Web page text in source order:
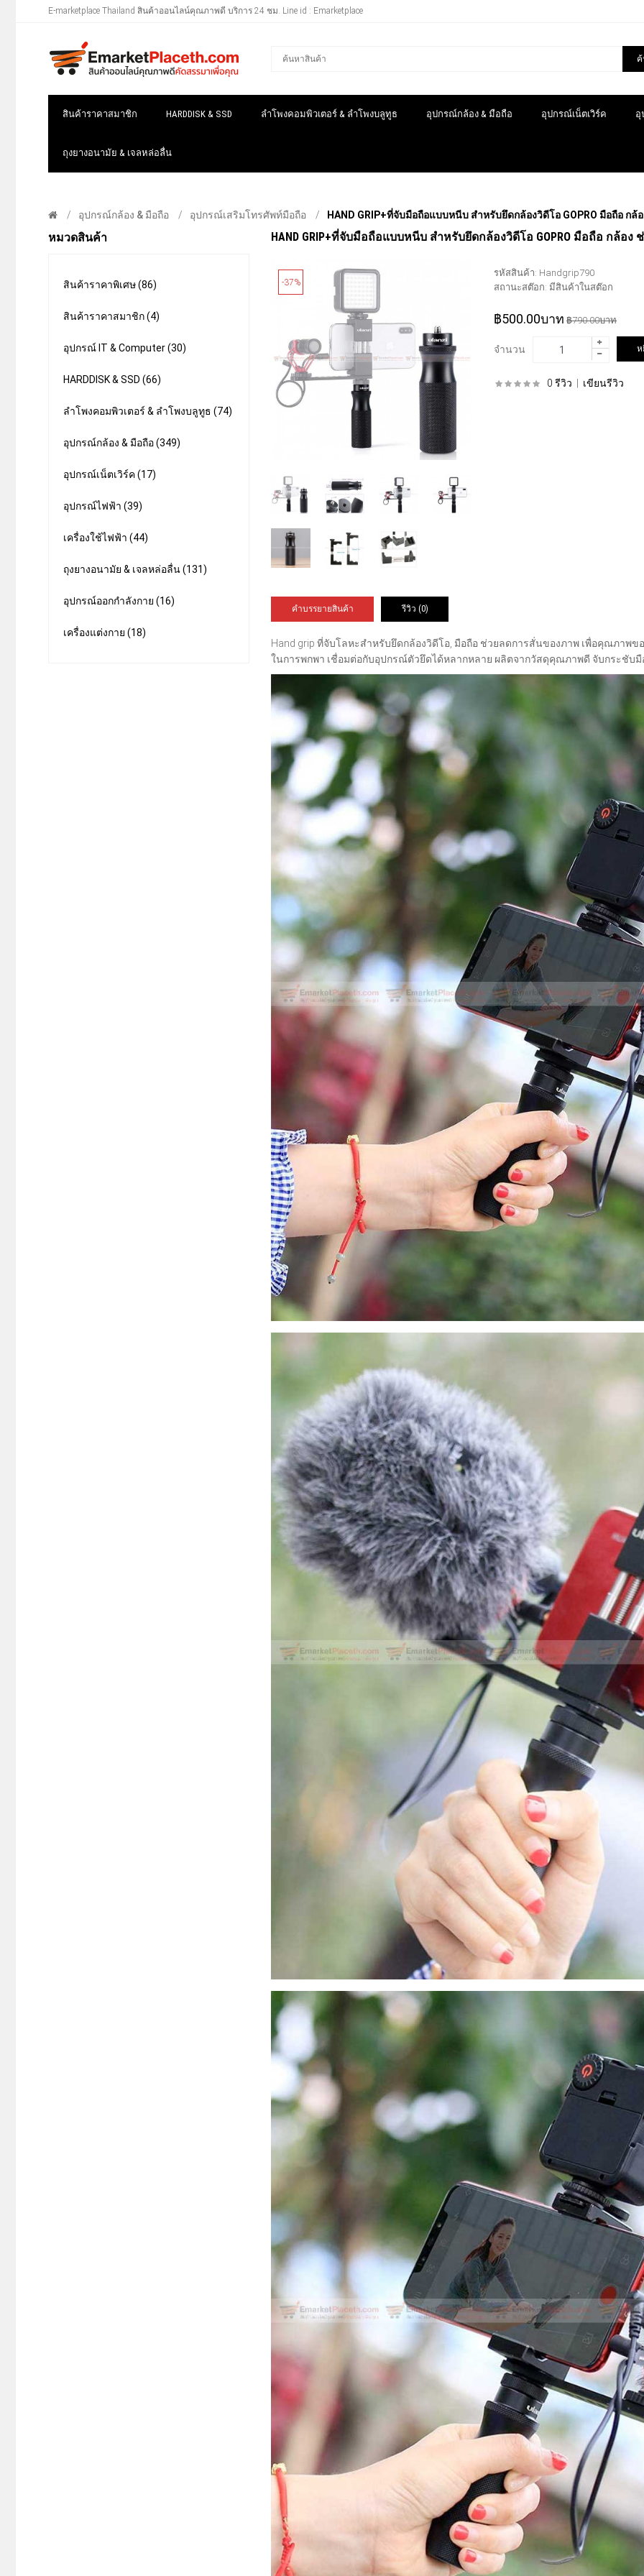
E-marketplace Thailand สินค้าออนไลน์คุณภาพดี บริการ 24 ชม. Line id : Emarketplace
สินค้าราคาสมาชิก HARDDISK & SSD ลำโพงคอมพิวเตอร์ & ลำโพงบลูทูธ อุปกรณ์กล้อง & มือถือ อุปกรณ์เน็ตเวิร์ค อุ
ถุงยางอนามัย & เจลหล่อลื่น
อุปกรณ์กล้อง & มือถือ อุปกรณ์เสริมโทรศัพท์มือถือ HAND GRIP+ที่จับมือถือแบบหนีบ สำหรับยึดกล้องวิดีโอ GOPRO มือถือ ก
หมวดสินค้า
สินค้าราคาพิเศษ (86)
สินค้าราคาสมาชิก (4)
อุปกรณ์ IT & Computer (30)
HARDDISK & SSD (66)
ลำโพงคอมพิวเตอร์ & ลำโพงบลูทูธ (74)
อุปกรณ์กล้อง & มือถือ (349)
อุปกรณ์เน็ตเวิร์ค (17)
อุปกรณ์ไฟฟ้า (39)
เครื่องใช้ไฟฟ้า (44)
ถุงยางอนามัย & เจลหล่อลื่น (131)
อุปกรณ์ออกกำลังกาย (16)
เครื่องแต่งกาย (18)
HAND GRIP+ที่จับมือถือแบบหนีบ สำหรับยึดกล้องวิดีโอ GOPRO มือถือ กล้อ
-37%
รหัสสินค้า: Handgrip790
สถานะสต๊อก: มีสินค้าในสต๊อก
฿500.00บาท ฿790.00บาท
จำนวน
0 รีวิว เขียนรีวิว
คำบรรยายสินค้า รีวิว (0)
Hand grip ที่จับโลหะสำหรับยึดกล้องวิดีโอ, มือถือ ช่วยลดการสั่นของภาพ เพื่อคุณภาพ
ในการพกพา เชื่อมต่อกับอุปกรณ์ตัวยึดได้หลากหลาย ผลิตจากวัสดุคุณภาพดี จับกระชับมื